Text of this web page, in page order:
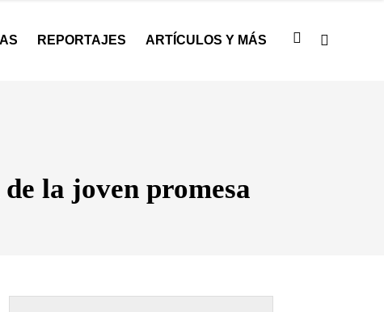
REPORTAJES ARTÍCULOS Y MÁS
la joven promesa